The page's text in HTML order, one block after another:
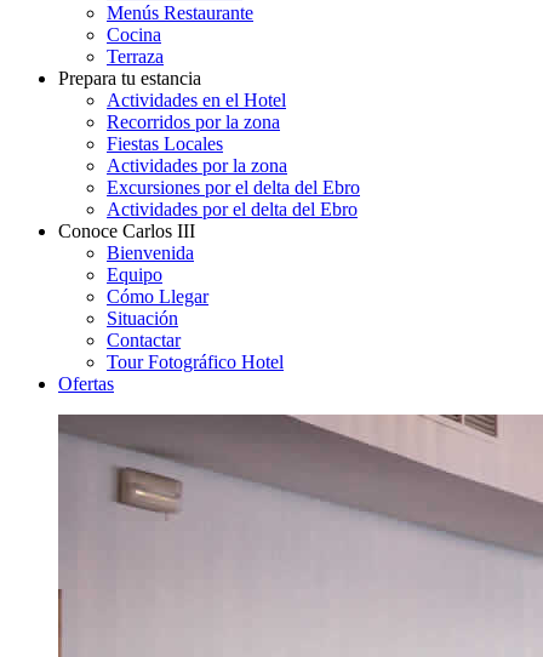
Menús Restaurante
Cocina
Terraza
Prepara tu estancia
Actividades en el Hotel
Recorridos por la zona
Fiestas Locales
Actividades por la zona
Excursiones por el delta del Ebro
Actividades por el delta del Ebro
Conoce Carlos III
Bienvenida
Equipo
Cómo Llegar
Situación
Contactar
Tour Fotográfico Hotel
Ofertas